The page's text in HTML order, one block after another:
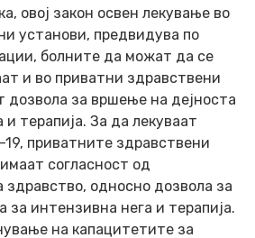
овој закон освен лекување во
установи, предвидува по
болните да можат да се
и во приватни здравствени
дозвола за вршење на дејноста
терапија. За да лекуваат
19, приватните здравствени
согласност од
односно дозвола за
за интензивна нега и терапија.
на капацитетите за